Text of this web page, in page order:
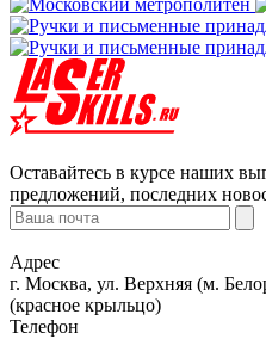
Оставайтесь в курсе наших
предложений, последних
Адрес
г. Москва, ул. Верхняя (м.
(красное крыльцо)
Телефон